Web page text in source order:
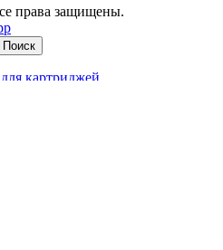
права защищены.
Поиск
картриджей